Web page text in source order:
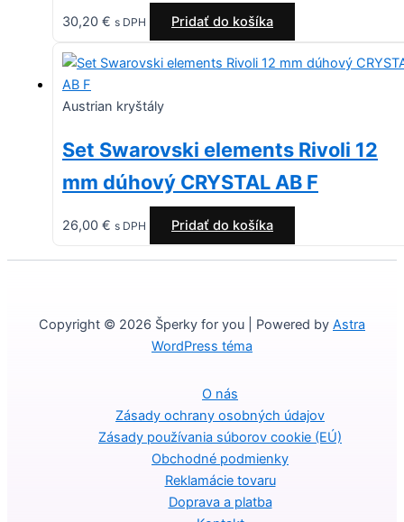
30,20 € s DPH Pridať do košíka
Austrian kryštály
Set Swarovski elements Rivoli 12
mm dúhový CRYSTAL AB F
26,00 € s DPH Pridať do košíka
Copyright © 2026 Šperky for you | Powered by Astra
WordPress téma
O nás
Zásady ochrany osobných údajov
Zásady používania súborov cookie (EÚ)
Obchodné podmienky
Reklamácie tovaru
Doprava a platba